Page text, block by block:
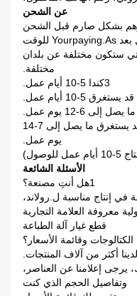
عن الشحن
2. سنقوم بشحنها في 1-3 أيام عمل بعد Yourpaying.as للوقت
يكون 7-30 أيام، والتي ستكون مختلفة عن بلدان
مختلفة.
3كندا 5-10 أيام عمل.
6إيطاليا / البرازيل / أمريكا الجنوبية قد يستغرق ما يصل إلى 7-14
يوم عمل.
الأسئلة الشائعة
1هل أنتِ مصنعة؟
في إنتاج مناسبة ل.رولاند،
معروفة العلامة التجارية
قطع غيار آلة الطباعة
لدينا أكثر من آلاف المنتجات.
يرجى إعلامنا عن العناصر،
وتفاصيل الحجم الذي كنت